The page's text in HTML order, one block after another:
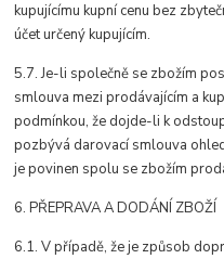
kupujícímu kupní cenu bez
účet určený kupujícím.
5.7. Je-li společně se zbožím
smlouva mezi prodávajícím a
podmínkou, že dojde-li k
pozbývá darovací smlouva
je povinen spolu se zbožím
6. PŘEPRAVA A DODÁNÍ ZBOŽÍ
6.1. V případě, že je způsob